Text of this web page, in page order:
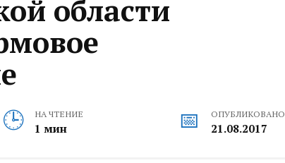
области
НА ЧТЕНИЕ
1 мин
ОПУБЛИКОВАНО
21.08.2017